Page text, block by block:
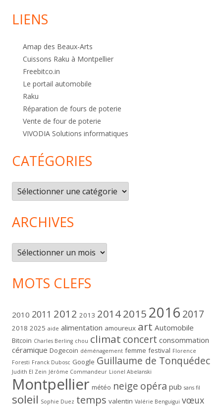
LIENS
Amap des Beaux-Arts
Cuissons Raku à Montpellier
Freebitco.in
Le portail automobile
Raku
Réparation de fours de poterie
Vente de four de poterie
VIVODIA Solutions informatiques
CATÉGORIES
Catégories
ARCHIVES
Archives
MOTS CLEFS
2010 2011 2012 2013 20142015 2016 2017
2018 2025 aide alimentation amoureux art Automobile
Bitcoin Charles Berling chou climat concert consommation
céramique Dogecoin déménagement femme festival Florence
Foresti Franck Dubosc Google Guillaume de Tonquédec
Judith El Zein Jérôme Commandeur Lionel Abelanski
Montpellier météo neige opéra pub sans fil
soleil Sophie Duez temps valentin Valérie Benguigui vœux